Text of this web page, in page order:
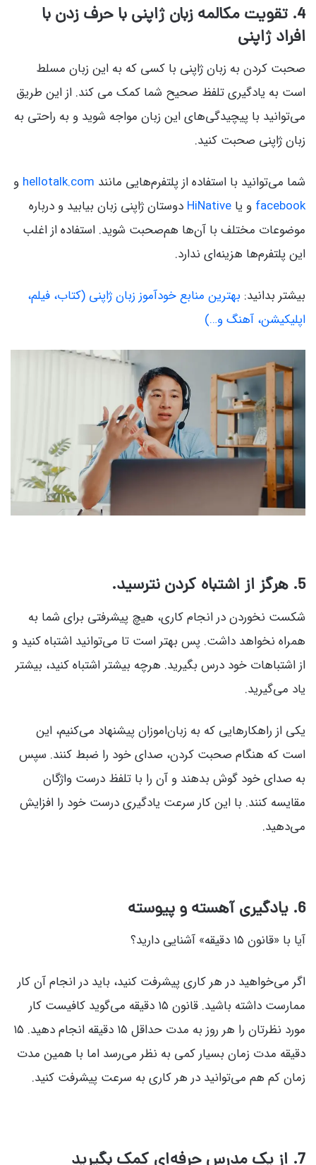
4. تقویت مکالمه زبان ژاپنی با حرف زدن با
افراد ژاپنی
صحبت کردن به زبان ژاپنی با کسی که به این زبان مسلط
است به یادگیری تلفظ صحیح شما کمک می کند. از این طریق
می‌توانید با پیچیدگی‌های این زبان مواجه شوید و به راحتی به
زبان ژاپنی صحبت کنید.
شما می‌توانید با استفاده از پلتفرم‌هایی مانند hellotalk.com و
facebook ‌ و یا HiNative دوستان ژاپنی زبان بیابید و درباره
موضوعات مختلف با آن‌ها هم‌صحبت شوید. استفاده از اغلب
این پلتفرم‌ها هزینه‌ای ندارد.
بیشتر بدانید: بهترین منابع خودآموز زبان ژاپنی (کتاب، فیلم،
اپلیکیشن، آهنگ و…)
5. هرگز از اشتباه کردن نترسید.
شکست نخوردن در انجام کاری، هیچ پیشرفتی برای شما به
همراه نخواهد داشت. پس بهتر است تا می‌توانید اشتباه کنید و
از اشتباهات خود درس بگیرید. هرچه بیشتر اشتباه کنید، بیشتر
یاد می‌گیرید.
یکی از راهکارهایی که به زبان‌اموزان پیشنهاد می‌کنیم، این
است که هنگام صحبت کردن، صدای خود را ضبط کنند. سپس
به صدای خود گوش بدهند و آن را با تلفظ درست واژگان
مقایسه کنند. با این کار سرعت یادگیری درست خود را افزایش
می‌دهید.
6. یادگیری آهسته و پیوسته
آیا با «قانون ۱۵ دقیقه» آشنایی دارید؟
اگر می‌خواهید در هر کاری پیشرفت کنید، باید در انجام آن کار
ممارست داشته باشید. قانون ۱۵ دقیقه می‌گوید کافیست کار
مورد نظرتان را هر روز به مدت حداقل ۱۵ دقیقه انجام دهید. ۱۵
دقیقه مدت زمان بسیار کمی به نظر می‌رسد اما با همین مدت
زمان کم هم می‌توانید در هر کاری به سرعت پیشرفت کنید.